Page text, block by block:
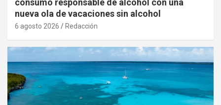
consumo responsable de alcohol con una
nueva ola de vacaciones sin alcohol
6 agosto 2026 Redacción